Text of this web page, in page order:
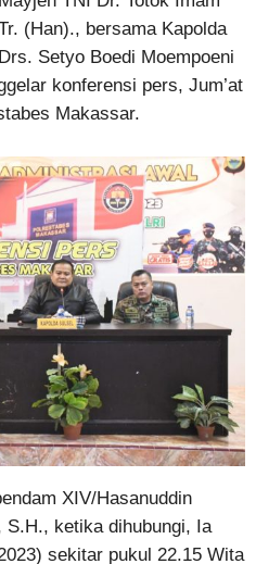
(Han)., bersama Kapolda
Setyo Boedi Moempoeni
konferensi pers, Jum’at
Makassar.
XIV/Hasanuddin
S.H., ketika dihubungi, Ia
sekitar pukul 22.15 Wita